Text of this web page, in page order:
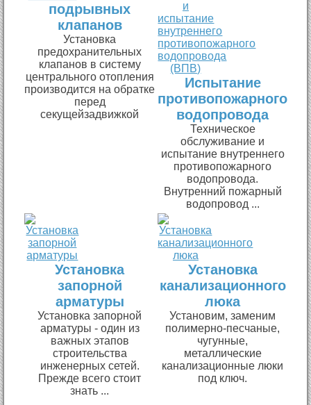
подрывных
клапанов
Установка
предохранительных
клапанов в систему
центрального отопления
производится на обратке
перед
секущейзадвижкой
Испытание
противопожарного
водопровода
Техническое
обслуживание и
испытание внутреннего
противопожарного
водопровода.
Внутренний пожарный
водопровод ...
Установка
запорной
арматуры
Установка запорной
арматуры - один из
важных этапов
строительства
инженерных сетей.
Прежде всего стоит
знать ...
Установка
канализационного
люка
Установим, заменим
полимерно-песчаные,
чугунные,
металлические
канализационные люки
под ключ.